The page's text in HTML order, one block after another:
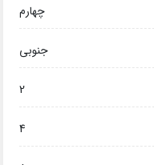
چهارم
جنوبی
2
4